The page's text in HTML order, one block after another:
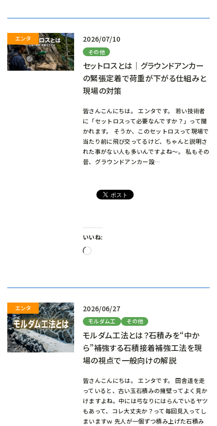
2026/07/10
その他
セットロスとは｜グラウンドアンカー
の緊張定着で荷重が下がる仕組みと
現場の対策
皆さんこんにちは。 エンタです。 若い技術者
に「セットロスって必要なんですか？」って聞
かれます。 そうか、このセットロスって現場で
当たり前に飛び交ってるけど、ちゃんと説明さ
れた事がない人も多いんですよね～。 私もその
昔、グラウンドアンカー設…
いいね:
読
2026/06/27
モルダム工 その他
モルダム工法とは？石積みを“中か
ら”補強する石積接着補強工法を現
場の視点で一般向けの解説
皆さんこんにちは。 エンタです。 田舎道を走
っていると、古い玉石積みの擁壁ってよく見か
けますよね。中には弓なりにはらんでいるヤツ
もあって、コレ大丈夫か？って毎回見入ってし
まいますｗ 先人が一個ずつ積み上げた石積み